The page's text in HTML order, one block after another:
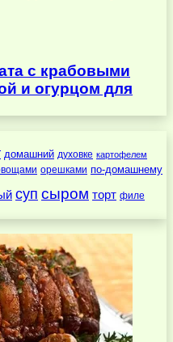
с крабовыми
и огурцом для
домашний духовке картофелем
орешками по-домашнему
суп сыром торт филе